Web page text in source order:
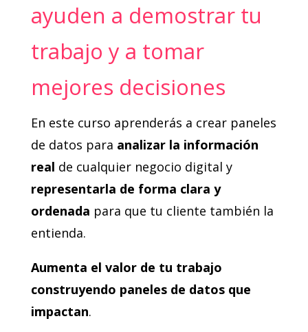
ayuden a demostrar tu
trabajo y a tomar
mejores decisiones
En este curso aprenderás a crear paneles
de datos para analizar la información
real de cualquier negocio digital y
representarla de forma clara y
ordenada para que tu cliente también la
entienda.
Aumenta el valor de tu trabajo
construyendo paneles de datos que
impactan.